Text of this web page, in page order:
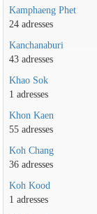
Kamphaeng Phet
24 adresses
Kanchanaburi
43 adresses
Khao Sok
1 adresses
Khon Kaen
55 adresses
Koh Chang
36 adresses
Koh Kood
1 adresses